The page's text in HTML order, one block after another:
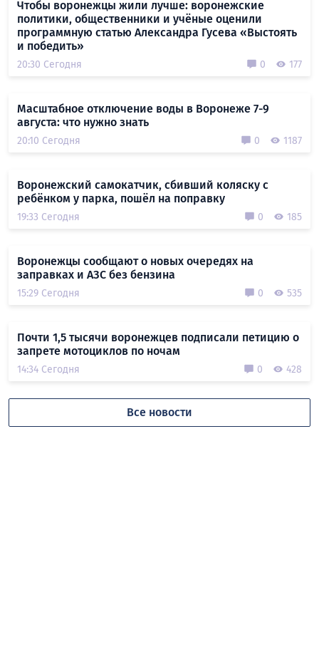
Чтобы воронежцы жили лучше: воронежские
политики, общественники и учёные оценили
программную статью Александра Гусева «Выстоять
и победить»
20:30 Сегодня 0 177
Масштабное отключение воды в Воронеже 7-9
августа: что нужно знать
20:10 Сегодня 0 1187
Воронежский самокатчик, сбивший коляску с
ребёнком у парка, пошёл на поправку
19:33 Сегодня 0 185
Воронежцы сообщают о новых очередях на
заправках и АЗС без бензина
15:29 Сегодня 0 535
Почти 1,5 тысячи воронежцев подписали петицию о
запрете мотоциклов по ночам
14:34 Сегодня 0 428
Все новости